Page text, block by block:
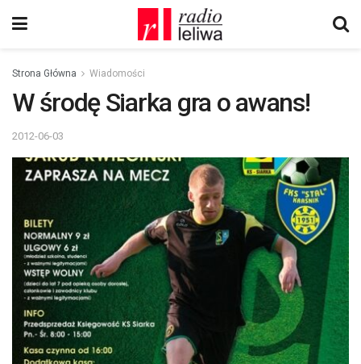
Strona Główna Wiadomości
W środę Siarka gra o awans!
2012-06-03